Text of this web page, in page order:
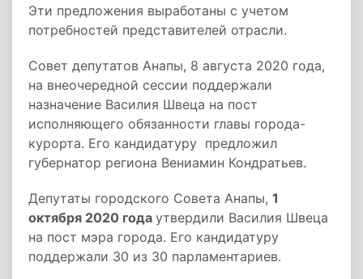
Эти предложения выработаны с учетом
потребностей представителей отрасли.
Совет депутатов Анапы, 8 августа 2020 года,
на внеочередной сессии поддержали
назначение Василия Швеца на пост
исполняющего обязанности главы города-
курорта. Его кандидатуру предложил
губернатор региона Вениамин Кондратьев.
Депутаты городского Совета Анапы, 1
октября 2020 года утвердили Василия Швеца
на пост мэра города. Его кандидатуру
поддержали 30 из 30 парламентариев.